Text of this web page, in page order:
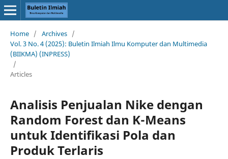
Home / Archives /
Vol. 3 No. 4 (2025): Buletin Ilmiah Ilmu Komputer dan Multimedia
(BIIKMA) (INPRESS)
/
Articles
Analisis Penjualan Nike dengan
Random Forest dan K-Means
untuk Identifikasi Pola dan
Produk Terlaris